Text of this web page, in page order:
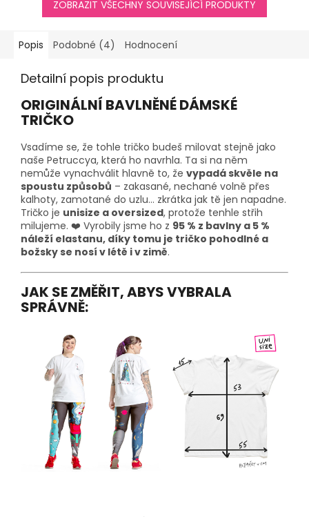
ZOBRAZIT VŠECHNY SOUVISEJÍCÍ PRODUKTY
Popis Podobné (4) Hodnocení
Detailní popis produktu
ORIGINÁLNÍ BAVLNĚNÉ DÁMSKÉ
TRIČKO
Vsadíme se, že tohle tričko budeš milovat stejně jako
naše Petruccya, která ho navrhla. Ta si na něm
nemůže vynachválit hlavně to, že vypadá skvěle na
spoustu způsobů – zakasané, nechané volně přes
kalhoty, zamotané do uzlu… zkrátka jak tě jen napadne.
Tričko je unisize a oversized, protože tenhle střih
milujeme. ❤️ Vyrobily jsme ho z 95 % z bavlny a 5 %
náleží elastanu, díky tomu je tričko pohodlné a
božsky se nosí v létě i v zimě.
JAK SE ZMĚŘIT, ABYS VYBRALA
SPRÁVNĚ: